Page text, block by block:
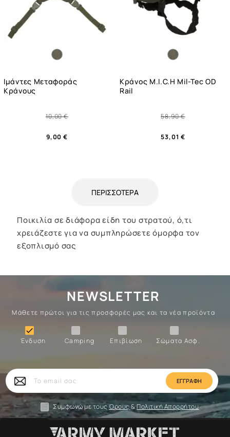
Ιμάντες Μεταφοράς
Κράνους
9,00 €
10,00 €
Κράνος M.I.C.H Mil-Tec OD
Rail
53,01 €
58,90 €
ΠΕΡΙΣΣΌΤΕΡΑ
Ποικιλία σε διάφορα είδη του στρατού, ό,τι
χρειάζεστε για να συμπληρώσετε όμορφα τον
εξοπλισμό σας
NEWSLETTER
Μάθετε πρώτοι για τις προσφορές μας και τα νέα προϊόντα
Σώματα
Σώματα Ασφ.
Επιβίωση
Επιβίωση
Camping
Camping
Ένδυση

Ένδυση
Το
email
σας
Συμφωνώ με τουςΌρους&Πολιτική Απορρήτου